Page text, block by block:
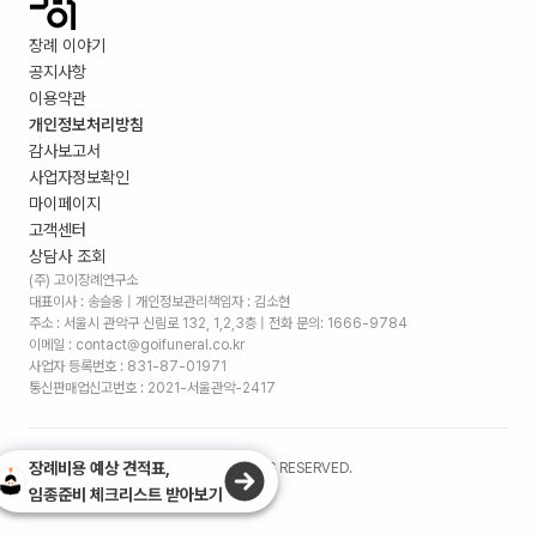
장례 이야기
공지사항
이용약관
개인정보처리방침
감사보고서
사업자정보확인
마이페이지
고객센터
상담사 조회
(주) 고이장례연구소
대표이사 : 송슬옹 | 개인정보관리책임자 : 김소현
주소 : 서울시 관악구 신림로 132, 1,2,3층 | 전화 문의: 1666-9784
이메일 : contact@goifuneral.co.kr
사업자 등록번호 : 831-87-01971
통신판매업신고번호 : 2021-서울관악-2417
©2026. (주)고이장례연구소 ALL RIGHTS RESERVED.
장례비용 예상 견적표,
임종준비 체크리스트 받아보기